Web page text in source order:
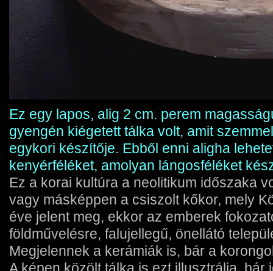
Ez egy lapos, alig 2 cm. perem
gyengén kiégetett tálka volt, amit
egykori készítője. Ebből enni aligha
kenyérféléket, amolyan lángosféléket
Ez a korai kultúra a neolitikum időszaka
vagy másképpen a csiszolt kőkor, mely
éve jelent meg, ekkor az emberek
földművelésre, falujellegű, önellátó
Megjelennek a kerámiák is, bár a